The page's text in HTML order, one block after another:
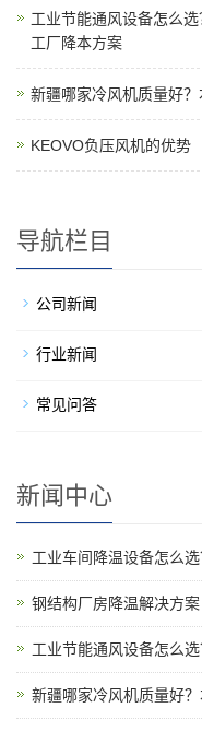
工业节能通风设备怎么
工厂降本方案
新疆哪家冷风机质量好
KEOVO负压风机的优势
导航栏目
公司新闻
行业新闻
常见问答
新闻中心
工业车间降温设备怎么
钢结构厂房降温解决方
工业节能通风设备怎么
新疆哪家冷风机质量好